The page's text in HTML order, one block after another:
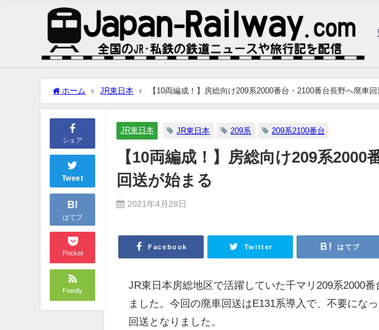
ホーム JR東日本 【10両編成！】房総向け209系2000番台・2100番台長野へ廃車
シェア
Tweet
B!
はてブ
Pocket
Feedly
JR東日本 JR東日本 209系 209系2100番台
【10両編成！】房総向け209系2000
回送が始まる
2021年4月28日
Facebook Twitter はてブ
JR東日本房総地区で活躍していた千マリ209系2000
ました。今回の廃車回送はE131系導入で、不要にな
回送となりました。